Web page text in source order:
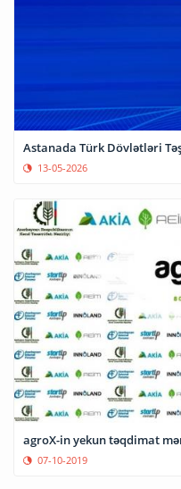
Astanada Türk Dövlətləri
13-05-2026
agroX-in yekun təqdimat
07-10-2019